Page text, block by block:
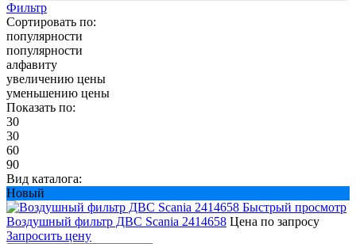
Фильтр
Сортировать по:
популярности
популярности
алфавиту
увеличению цены
уменьшению цены
Показать по:
30
30
60
90
Вид каталога:
Новый
Быстрый просмотр
Воздушный фильтр ДВС Scania 2414658 Цена по запросу
Запросить цену